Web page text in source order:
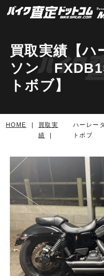
買取実績【ハ
ソン
トボブ】
HOME
買取実
績
ハーレー
トボブ